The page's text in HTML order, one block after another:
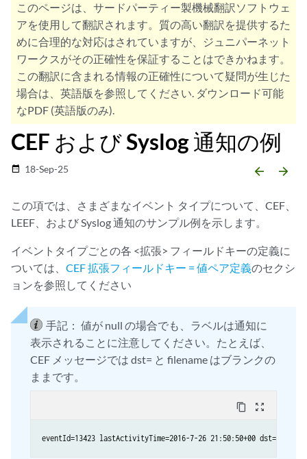
このページは、サードパーティー製機械翻訳ソフトウェ
アを使用して翻訳されます。質の高い翻訳を提供するた
めに合理的な対応はされていますが、ジュニパーネット
ワークスがその正確性を保証することはできかねます。
この翻訳に含まれる情報の正確性について疑問が生じた
場合は、英語版を参照してください. ダウンロード可能
なPDF (英語版のみ).
CEF および Syslog 通知の例
date_range 18-Sep-25 arrow_backward arrow_forward
この項では、さまざまなイベント タイプについて、CEF、
LEEF、および Syslog 通知のサンプル例を示します。
イベントタイプごとの各 <拡張> フィールドキーの定義に
ついては、 CEF 拡張フィールドキー = 値ペア定義のセクシ
ョンを参照してください
手記： 値が null の場合でも、ラベルは通知に
表示されることに注意してください。たとえば、
CEF メッセージでは dst= と filename はブランクの
ままです。
content_copy zoom_out_map